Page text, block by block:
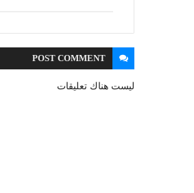
POST COMMENT
ليست هناك تعليقات